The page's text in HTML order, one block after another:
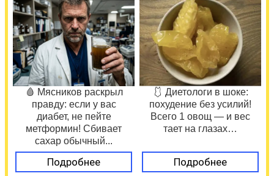
🩸 Мясников раскрыл
правду: если у вас
диабет, не пейте
метформин! Сбивает
сахар обычный...
Подробнее
🩱 Диетологи в шоке:
похудение без усилий!
Всего 1 овощ — и вес
тает на глазах…
Подробнее